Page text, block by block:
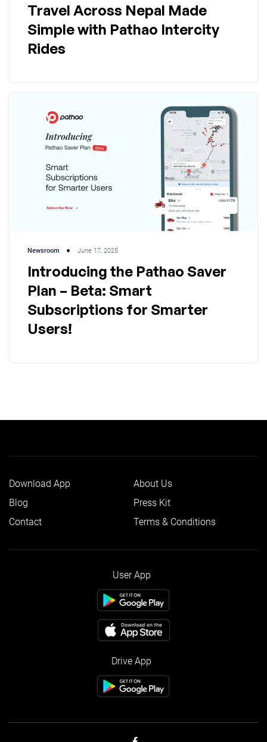
Travel Across Nepal Made
Simple with Pathao Intercity
Rides
Newsroom June 17, 2025
Introducing the Pathao Saver
Plan – Beta: Smart
Subscriptions for Smarter
Users!
Download App
About Us
Blog
Press Kit
Contact
Terms & Conditions
User App
Drive App